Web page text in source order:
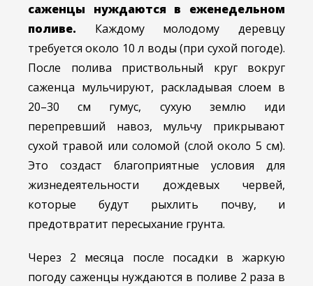
саженцы нуждаются в еженедельном
поливе. Каждому молодому деревцу
требуется около 10 л воды (при сухой погоде).
После полива приствольный круг вокруг
саженца мульчируют, раскладывая слоем в
20–30 см гумус, сухую землю иди
перепревший навоз, мульчу прикрывают
сухой травой или соломой (слой около 5 см).
Это создаст благоприятные условия для
жизнедеятельности дождевых червей,
которые будут рыхлить почву, и
предотвратит пересыхание грунта.
Через 2 месяца после посадки в жаркую
погоду саженцы нуждаются в поливе 2 раза в